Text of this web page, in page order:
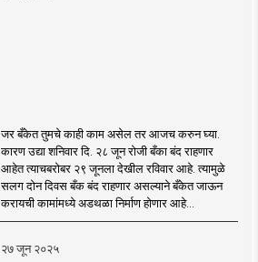
जर बँकेत तुमचे काही काम असेल तर आजच करुन घ्या.
कारण उद्या शनिवार दि. २८ जून रोजी बँका बंद राहणार
आहेत त्याचबरोबर २९ जूनला देखील रविवार आहे. त्यामुळे
सलग दोन दिवस बँक बंद राहणार असल्याने बँकेत जाऊन
करायची कामांमध्ये अडथळा निर्माण होणार आहे...
२७ जून २०२५